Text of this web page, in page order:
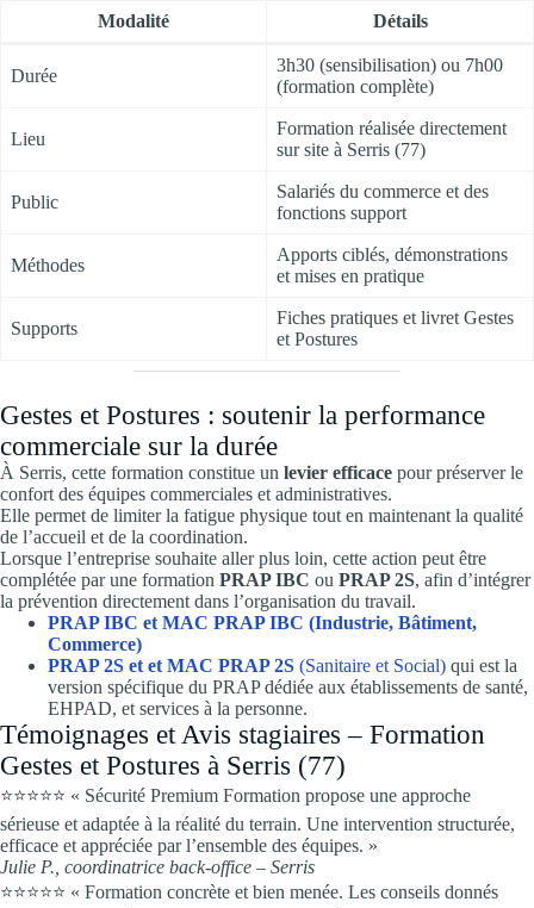
Modalité Détails
Durée
3h30 (sensibilisation) ou 7h00
(formation complète)
Lieu
Formation réalisée directement
sur site à Serris (77)
Public
Salariés du commerce et des
fonctions support
Méthodes
Apports ciblés, démonstrations
et mises en pratique
Supports
Fiches pratiques et livret Gestes
et Postures
Gestes et Postures : soutenir la performance
commerciale sur la durée
À Serris, cette formation constitue un levier efficace pour préserver le
confort des équipes commerciales et administratives.
Elle permet de limiter la fatigue physique tout en maintenant la qualité
de l’accueil et de la coordination.
Lorsque l’entreprise souhaite aller plus loin, cette action peut être
complétée par une formation PRAP IBC ou PRAP 2S, afin d’intégrer
la prévention directement dans l’organisation du travail.
PRAP IBC et MAC PRAP IBC (Industrie, Bâtiment,
Commerce)
PRAP 2S et et MAC PRAP 2S (Sanitaire et Social) qui est la
version spécifique du PRAP dédiée aux établissements de santé,
EHPAD, et services à la personne.
Témoignages et Avis stagiaires – Formation
Gestes et Postures à Serris (77)
⭐⭐⭐⭐⭐ « Sécurité Premium Formation propose une approche
sérieuse et adaptée à la réalité du terrain. Une intervention structurée,
efficace et appréciée par l’ensemble des équipes. »
Julie P., coordinatrice back-office – Serris
⭐⭐⭐⭐⭐ « Formation concrète et bien menée. Les conseils donnés